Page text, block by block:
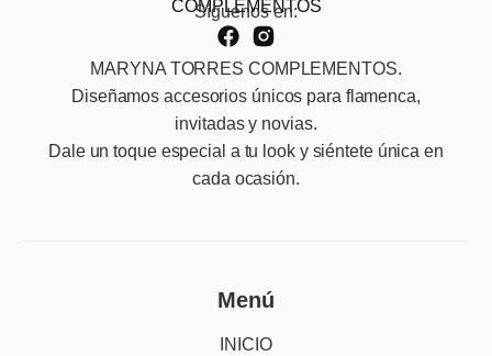
Síguenos en:
MARYNA TORRES COMPLEMENTOS.
Diseñamos accesorios únicos para flamenca,
invitadas y novias.
Dale un toque especial a tu look y siéntete única en
cada ocasión.
Menú
INICIO